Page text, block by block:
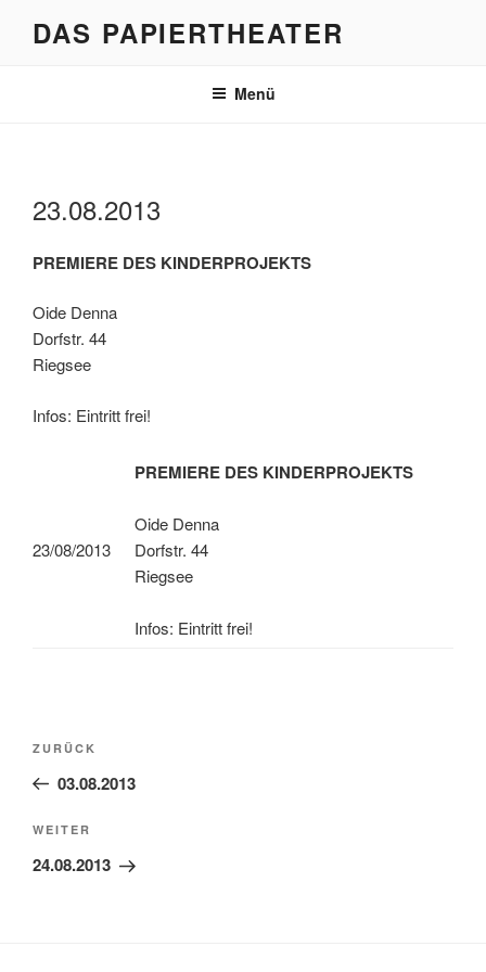
DAS PAPIERTHEATER
Menü
23.08.2013
PREMIERE DES KINDERPROJEKTS
Oide Denna
Dorfstr. 44
Riegsee
Infos: Eintritt frei!
23/08/2013
PREMIERE DES KINDERPROJEKTS
Oide Denna
Dorfstr. 44
Riegsee
Infos: Eintritt frei!
Beitragsnavigation
Vorheriger
Beitrag
ZURÜCK
03.08.2013
Nächster
Beitrag
WEITER
24.08.2013